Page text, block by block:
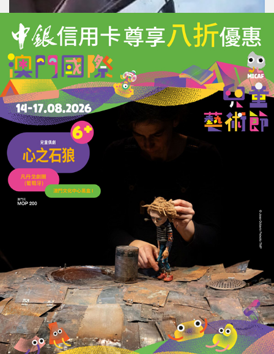
內地疲勞駕駛新規6月實施
客運司機夜間連開2小時即違規
29/05/2026 62242
醫療器械新規7月生效
藥監局辦說明會與業界交流